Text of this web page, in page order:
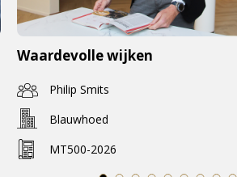
Waardevolle wijken
Philip Smits
Blauwhoed
MT500-2026